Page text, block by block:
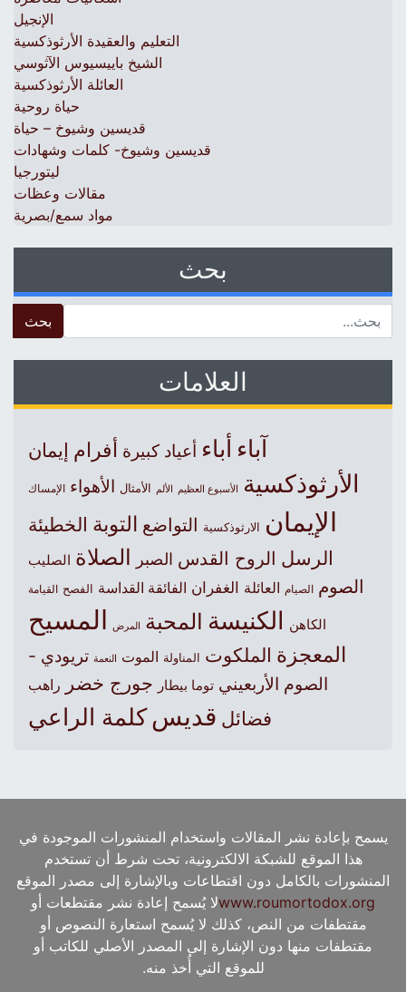
الإنجيل
التعليم والعقيدة الأرثوذكسية
الشيخ باييسيوس الآثوسي
العائلة الأرثوذكسية
حياة روحية
قديسين وشيوخ – حياة
قديسين وشيوخ- كلمات وشهادات
ليتورجيا
مقالات وعظات
مواد سمع/بصرية
بحث
العلامات
آباءأباء أعياد كبيرة أفرام إيمان
الأرثوذكسية الأسبوع العظيم الألم الأمثال الأهواء الإمساك
الإيمان الارثوذكسية التواضع التوبة الخطيئة
الرسل الروح القدس الصبر الصلاة الصليب
الصوم الصيام العائلة الغفران الفائقة القداسة الفصح القيامة
الكاهن الكنيسةالمحبة المرض المسيح
المعجزة الملكوت المناولة الموت النعمة تريودي -
الصوم الأربعيني توما بيطار جورج خضر راهب
فضائل قديس كلمة الراعي
يسمح بإعادة نشر المقالات واستخدام المنشورات الموجودة في
هذا الموقع للشبكة الالكترونية، تحت شرط أن تستخدم
المنشورات بالكامل دون اقتطاعات وبالإشارة إلى مصدر الموقع
www.roumortodox.orgلا يُسمح إعادة نشر مقتطعات أو
مقتطفات من النص، كذلك لا يُسمح استعارة النصوص أو
مقتطفات منها دون الإشارة إلى المصدر الأصلي للكاتب أو
للموقع التي أُخذ منه.